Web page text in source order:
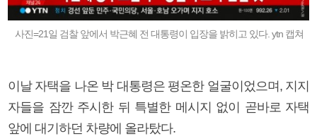
사진=21일 검찰 앞에서 박근혜 전 대통령이 입장을 밝히고 있다. ytn 캡쳐
이날 자택을 나온 박 대통령은 평온한 얼굴이었으며, 지지
자들을 잠깐 주시한 뒤 특별한 메시지 없이 곧바로 자택
앞에 대기하던 차량에 올라탔다.